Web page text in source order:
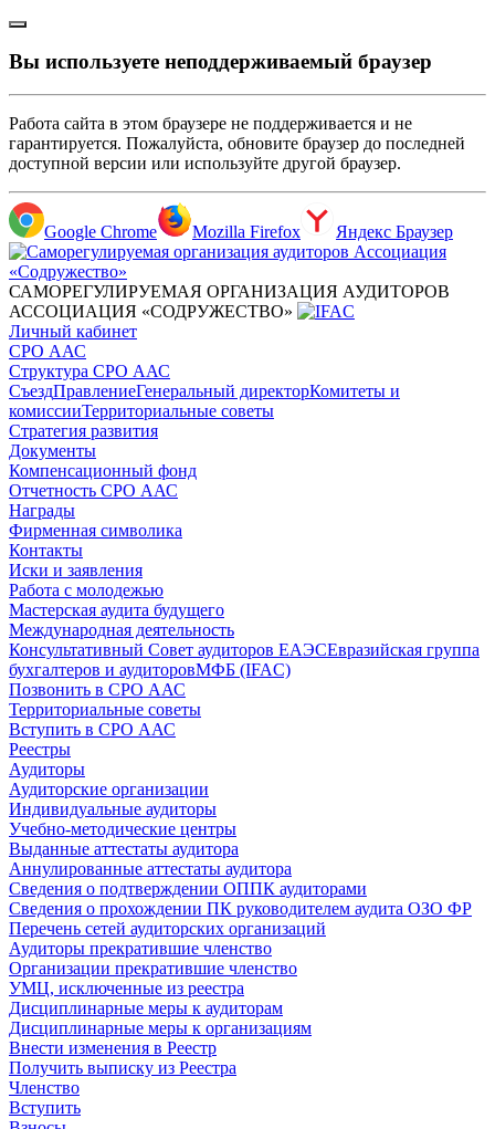
Вы используете неподдерживаемый браузер
Работа сайта в этом браузере не поддерживается и не
гарантируется. Пожалуйста, обновите браузер до последней
доступной версии или используйте другой браузер.
Google Chrome Mozilla Firefox Яндекс Браузер
САМОРЕГУЛИРУЕМАЯ ОРГАНИЗАЦИЯ АУДИТОРОВ
АССОЦИАЦИЯ «СОДРУЖЕСТВО»
Личный кабинет
СРО ААС
Структура СРО ААС
СъездПравлениеГенеральный директорКомитеты и
комиссииТерриториальные советы
Стратегия развития
Документы
Компенсационный фонд
Отчетность СРО ААС
Награды
Фирменная символика
Контакты
Иски и заявления
Работа с молодежью
Мастерская аудита будущего
Международная деятельность
Консультативный Совет аудиторов ЕАЭСЕвразийская группа
бухгалтеров и аудиторовМФБ (IFAC)
Позвонить в СРО ААС
Территориальные советы
Вступить в СРО ААС
Реестры
Аудиторы
Аудиторские организации
Индивидуальные аудиторы
Учебно-методические центры
Выданные аттестаты аудитора
Аннулированные аттестаты аудитора
Сведения о подтверждении ОППК аудиторами
Сведения о прохождении ПК руководителем аудита ОЗО ФР
Перечень сетей аудиторских организаций
Аудиторы прекратившие членство
Организации прекратившие членство
УМЦ, исключенные из реестра
Дисциплинарные меры к аудиторам
Дисциплинарные меры к организациям
Внести изменения в Реестр
Получить выписку из Реестра
Членство
Вступить